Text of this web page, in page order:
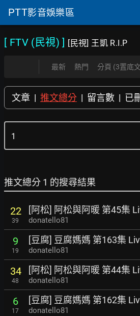
PTT影音娛樂區
[ FTV (民視) ] [民視] 王凱 R.I.P
最新 熱門 分頁 (3置底
文章 | 推文總分 | 留言數 | 已
推文總分 1 的搜尋結果
22
39
[阿松] 阿松與阿暖 第45集
donatello81
9
19
[豆腐] 豆腐媽媽 第163集
donatello81
34
48
[阿松] 阿松與阿暖 第44集
donatello81
6
17
[豆腐] 豆腐媽媽 第162集
donatello81